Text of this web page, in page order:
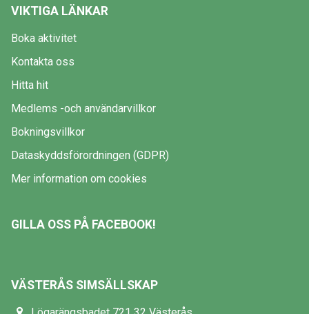
VIKTIGA LÄNKAR
Boka aktivitet
Kontakta oss
Hitta hit
Medlems -och användarvillkor
Bokningsvillkor
Dataskyddsförordningen (GDPR)
Mer information om cookies
GILLA OSS PÅ FACEBOOK!
VÄSTERÅS SIMSÄLLSKAP